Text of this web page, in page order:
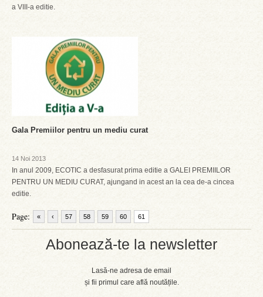
Abonează-te la newsletter
Lasă-ne adresa de email
și fii primul care află noutățile.
a VIII-a editie.
Gala Premiilor pentru un mediu curat
14 Noi 2013
In anul 2009, ECOTIC a desfasurat prima editie a GALEI PREMIILOR
PENTRU UN MEDIU CURAT, ajungand in acest an la cea de-a cincea
editie.
Page: « ‹ 57 58 59 60 61